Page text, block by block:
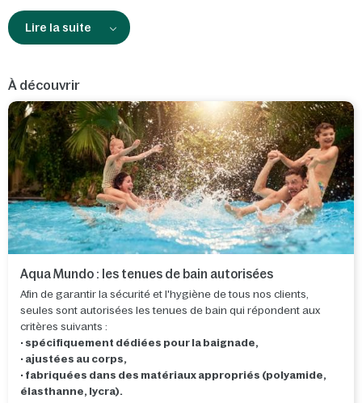
Lire la suite
À découvrir
Aqua Mundo : les tenues de bain autorisées
Afin de garantir la sécurité et l'hygiène de tous nos clients,
seules sont autorisées les tenues de bain qui répondent aux
critères suivants :
• spécifiquement dédiées pour la baignade,
• ajustées au corps,
• fabriquées dans des matériaux appropriés (polyamide,
élasthanne, lycra).